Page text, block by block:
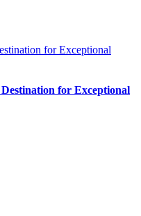
for Exceptional
for Exceptional